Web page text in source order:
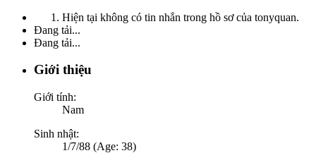
Hiện tại không có tin nhắn trong hồ sơ của tonyquan.
Đang tải...
Đang tải...
Giới thiệu
Giới tính:
Nam
Sinh nhật:
1/7/88 (Age: 38)